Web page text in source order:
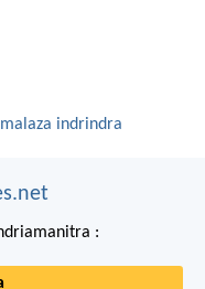
indrindra
: